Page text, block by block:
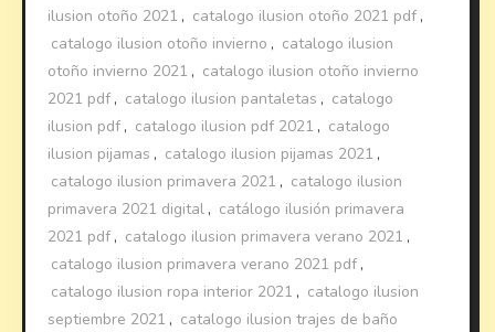
ilusion otoño 2021 , catalogo ilusion otoño 2021 pdf ,
catalogo ilusion otoño invierno , catalogo ilusion
otoño invierno 2021 , catalogo ilusion otoño invierno
2021 pdf , catalogo ilusion pantaletas , catalogo
ilusion pdf , catalogo ilusion pdf 2021 , catalogo
ilusion pijamas , catalogo ilusion pijamas 2021 ,
catalogo ilusion primavera 2021 , catalogo ilusion
primavera 2021 digital , catálogo ilusión primavera
2021 pdf , catalogo ilusion primavera verano 2021 ,
catalogo ilusion primavera verano 2021 pdf ,
catalogo ilusion ropa interior 2021 , catalogo ilusion
septiembre 2021 , catalogo ilusion trajes de baño